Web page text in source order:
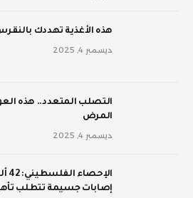
‫هذه الأغذية تهددك
ديسمبر 4, 2025
‫التصلب المتعدد.. هذه
المرض
ديسمبر 4, 2025
إصابات جسيمة تتطلب